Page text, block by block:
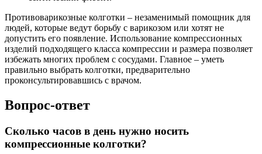
Противоварикозные колготки – незаменимый помощник для
людей, которые ведут борьбу с варикозом или хотят не
допустить его появление. Использование компрессионных
изделий подходящего класса компрессии и размера позволяет
избежать многих проблем с сосудами. Главное – уметь
правильно выбрать колготки, предварительно
проконсультировавшись с врачом.
Вопрос-ответ
Сколько часов в день нужно носить
компрессионные колготки?